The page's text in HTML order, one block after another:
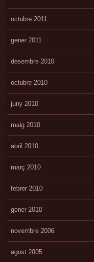
octubre 2011
gener 2011
desembre 2010
octubre 2010
juny 2010
maig 2010
abril 2010
març 2010
febrer 2010
gener 2010
novembre 2006
agost 2005